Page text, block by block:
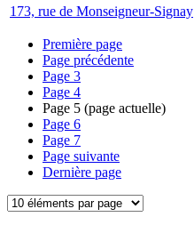
173, rue de Monseigneur-Signay
Première page
Page précédente
Page 3
Page 4
Page 5 (page actuelle)
Page 6
Page 7
Page suivante
Dernière page